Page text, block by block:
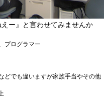
ー』と言わせてみませんか
プログラマー
どでも違いますが家族手当やその他